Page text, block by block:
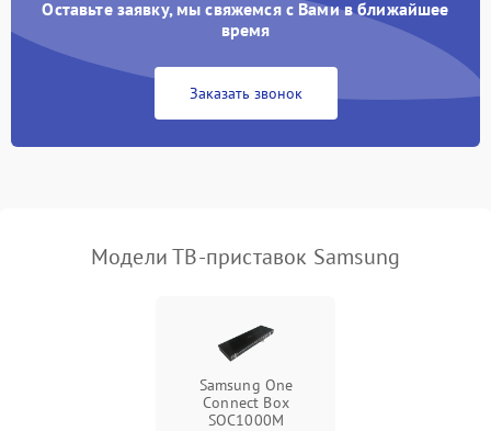
Оставьте заявку, мы свяжемся с Вами в ближайшее
время
Заказать звонок
Модели ТВ-приставок Samsung
Samsung One
Connect Box
SOC1000M